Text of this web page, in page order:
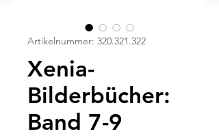
Artikelnummer: 320.321.322
Xenia-
Bilderbücher:
Band 7-9